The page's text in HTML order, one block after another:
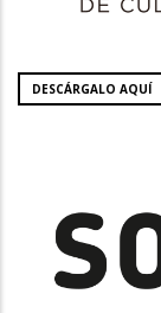
DESCÁRGALO AQUÍ